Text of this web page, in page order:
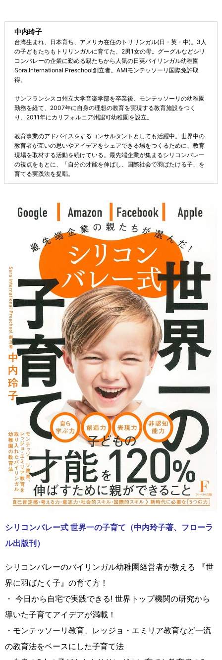
中内玲子
台湾生まれ、日本育ち、アメリカ在住のトリリンガル(日・英・中)。3人
の子どもたちもトリリンガルに育てた、2男1女の母。グーグルなどシリ
コンバレーの企業に勤める親たちから人気の日英バイリンガル幼稚園
Sora International Preschool創立者。AMIモンテッソーリ国際免許取
得。
サンフランシスコ州立大学音楽学部を卒業後、モンテッソーリの幼稚園
勤務を経て、2007年に自身の理想の教育を実現する教育施設をつく
り、2011年にカリフォルニア州認可幼稚園を設立。
教育事業のアドバイスをするコンサルタントとしても活躍中。世界中の
教育者が互いの思いやアイデアをシェアできる場をつくるために、教育
現場を取材する活動を続けている。最先端企業が集まるシリコンバレー
の視点をもとに、「自分の才能を伸ばし、国際社会で羽ばたける子」を
育てる実践法を提唱。
シリコンバレー式 世界一の子育て（中内玲子著、フローラ
ル出版刊）
シリコンバレーのバイリンガル幼稚園経営者が教える 『世
界に羽ばたく子』の育て方！
・ 今日から自宅で実践できる! 世界トップ機関の研究から
導いた子育てアイデアが満載！
・モンテッソーリ教育、レッジョ・エミリア教育など一流
の教育法をベースにした子育て法